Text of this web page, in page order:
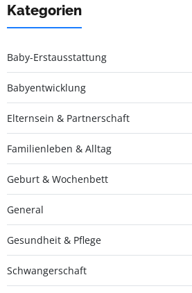
Kategorien
Baby-Erstausstattung
Babyentwicklung
Elternsein & Partnerschaft
Familienleben & Alltag
Geburt & Wochenbett
General
Gesundheit & Pflege
Schwangerschaft